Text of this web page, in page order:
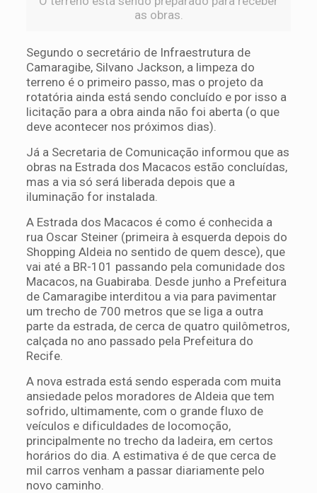
as obras.
Segundo o secretário de Infraestrutura de
Camaragibe, Silvano Jackson, a limpeza do
terreno é o primeiro passo, mas o projeto da
rotatória ainda está sendo concluído e por isso a
licitação para a obra ainda não foi aberta (o que
deve acontecer nos próximos dias).
Já a Secretaria de Comunicação informou que as
obras na Estrada dos Macacos estão concluídas,
mas a via só será liberada depois que a
iluminação for instalada.
A Estrada dos Macacos é como é conhecida a
rua Oscar Steiner (primeira à esquerda depois do
Shopping Aldeia no sentido de quem desce), que
vai até a BR-101 passando pela comunidade dos
Macacos, na Guabiraba. Desde junho a Prefeitura
de Camaragibe interditou a via para pavimentar
um trecho de 700 metros que se liga a outra
parte da estrada, de cerca de quatro quilômetros,
calçada no ano passado pela Prefeitura do
Recife.
A nova estrada está sendo esperada com muita
ansiedade pelos moradores de Aldeia que tem
sofrido, ultimamente, com o grande fluxo de
veículos e dificuldades de locomoção,
principalmente no trecho da ladeira, em certos
horários do dia. A estimativa é de que cerca de
mil carros venham a passar diariamente pelo
novo caminho.